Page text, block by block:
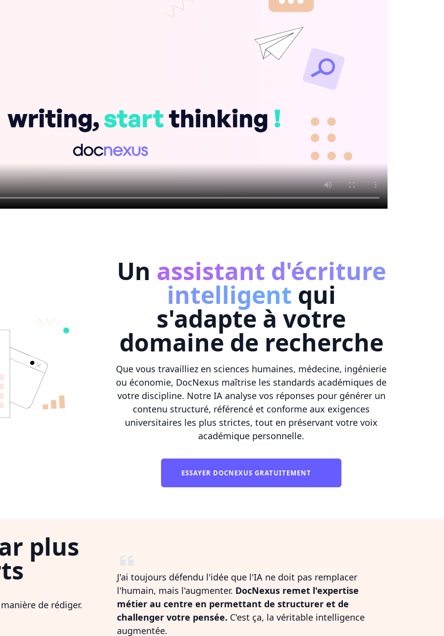
Un assistant d'écriture
intelligent qui
s'adapte à votre
domaine de recherche
Que vous travailliez en sciences humaines, médecine, ingénierie
ou économie, DocNexus maîtrise les standards académiques de
votre discipline. Notre IA analyse vos réponses pour générer un
contenu structuré, référencé et conforme aux exigences
universitaires les plus strictes, tout en préservant votre voix
académique personnelle.
ESSAYER DOCNEXUS GRATUITEMENT
plus
de rédiger.
J'ai toujours défendu l'idée que l'IA ne doit pas remplacer
l'humain, mais l'augmenter. DocNexus remet l'expertise
métier au centre en permettant de structurer et de
challenger votre pensée. C'est ça, la véritable intelligence
augmentée.